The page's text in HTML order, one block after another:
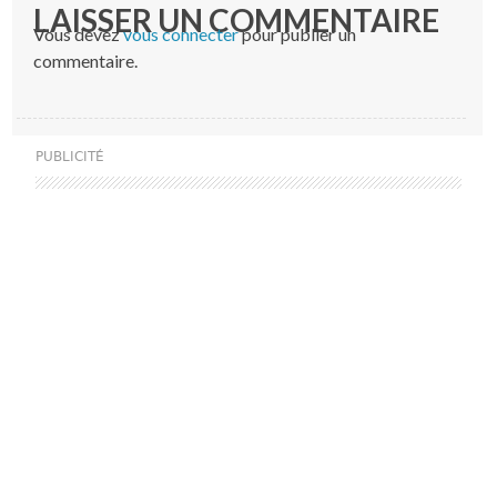
LAISSER UN COMMENTAIRE
Vous devezvous connecterpour publier un
commentaire.
PUBLICITÉ